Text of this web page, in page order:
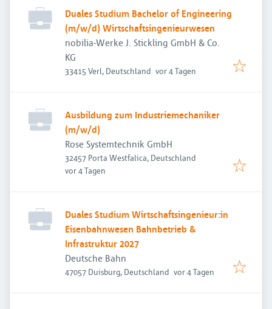
Duales Studium Bachelor of Engineering
(m/w/d) Wirtschaftsingenieurwesen
nobilia-Werke J. Stickling GmbH & Co.
KG
33415 Verl, Deutschland Veröffentlicht
vor 4 Tagen
Ausbildung zum Industriemechaniker
(m/w/d)
Rose Systemtechnik GmbH
32457 Porta Westfalica, Deutschland
Veröffentlicht
vor 4 Tagen
Duales Studium Wirtschaftsingenieur:in
Eisenbahnwesen Bahnbetrieb &
Infrastruktur 2027
Deutsche Bahn
47057 Duisburg, Deutschland Veröffentlicht
vor 4 Tagen